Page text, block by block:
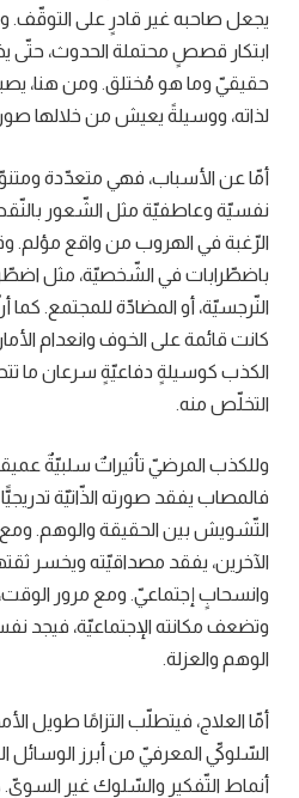
يجعل صاحبه غير قادرٍ على التوقّف.
ابتكار قصصٍ محتملة الحدوث، حتّى
حقيقيّ وما هو مُختلق. ومن هنا،
لذاته، ووسيلةً يعيش من خلالها
أمّا عن الأسباب، فهي متعدّدة
نفسيّة وعاطفيّة مثل الشّعور
الرّغبة في الهروب من واقع مؤلم.
باضطّرابات في الشّخصيّة، مثل
النّرجسيّة، أو المضادّة للمجتمع. كما أنّ
كانت قائمة على الخوف وانعدام
الكذب كوسيلةٍ دفاعيّةٍ سرعان ما
التخلّص منه.
وللكذب المرضيّ تأثيراتٌ سلبيّةٌ
فالمصاب يفقد صورته الذّاتيّة
التّشويش بين الحقيقة والوهم. ومع
الآخرين، يفقد مصداقيّته ويخسر
وانسحابٍ إجتماعيّ. ومع مرور
وتضعف مكانته الإجتماعيّة، فيجد
الوهم والعزلة.
أمّا العلاج، فيتطلّب التزامًا طويل
السّلوكيّ المعرفيّ من أبرز الوسائل
أنماط التّفكير والسّلوك غير